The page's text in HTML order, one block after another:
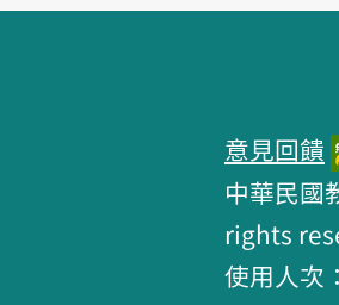
意見回饋
中華民國
rights
使用人次